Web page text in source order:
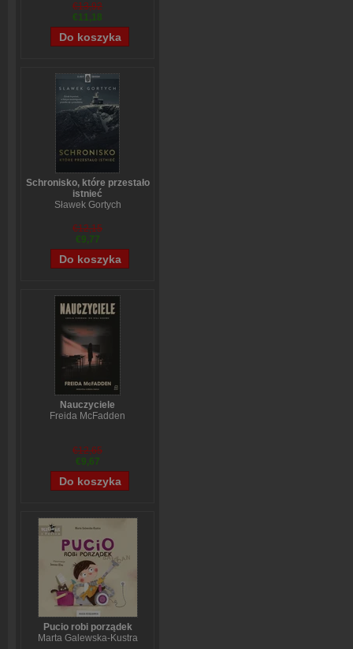
€13,92
€11,18
Schronisko, które przestało
istnieć
Sławek Gortych
€12,15
€9,77
Nauczyciele
Freida McFadden
€12,65
€9,67
Pucio robi porządek
Marta Galewska-Kustra